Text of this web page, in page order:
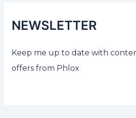
NEWSLETTER
Keep me up to date with
offers from Phlox